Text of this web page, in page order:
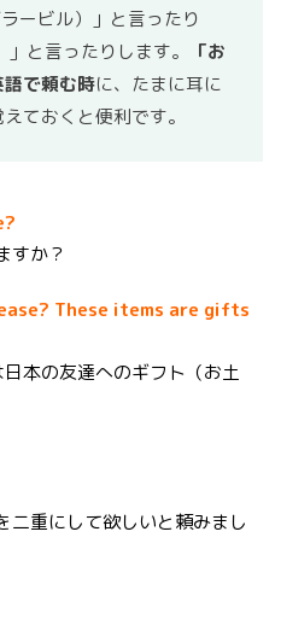
ービル）」と言ったり
と言ったりします。
「お
で頼む時に、たまに耳に
ておくと便利です。
すか？
These items are gifts
本の友達へのギフト（お土
重にして欲しいと頼みまし